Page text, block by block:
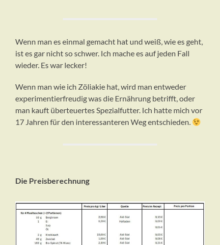
Wenn man es einmal gemacht hat und weiß, wie es geht,
ist es gar nicht so schwer. Ich mache es auf jeden Fall
wieder. Es war lecker!
Wenn man wie ich Zöliakie hat, wird man entweder
experimentierfreudig was die Ernährung betrifft, oder
man kauft überteuertes Spezialfutter. Ich hatte mich vor
17 Jahren für den interessanteren Weg entschieden.
Die Preisberechnung